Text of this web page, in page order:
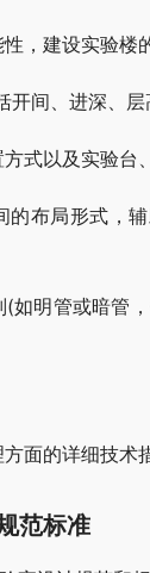
，建设实验楼
开间、进深、
式以及实验台
的布局形式，
如明管或暗管
面的详细技术
范标准